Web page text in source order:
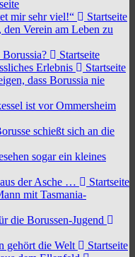
mir sehr viel!“
Startseite
Verein am Leben zu
Startseite
Erlebnis
Startseite
dass Borussia nie
ist vor Ommersheim
schießt sich an die
sogar ein kleines
der Asche …
Startseite
mit Tasmania-
die Borussen-Jugend
gehört die Welt
Startseite